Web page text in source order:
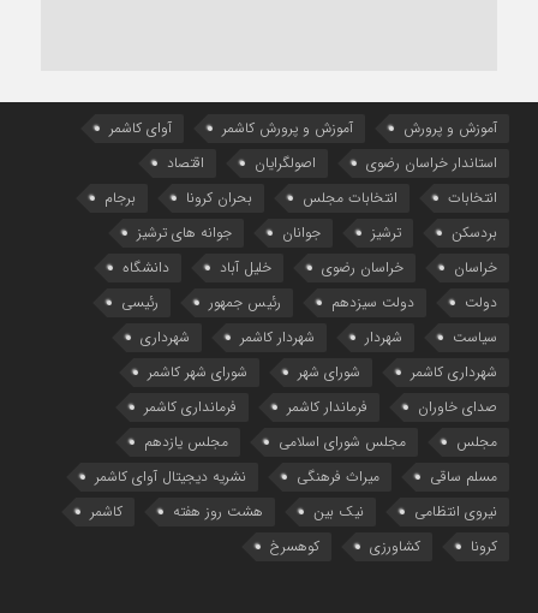
آموزش و پرورش آموزش و پرورش کاشمر
آوای کاشمر
استاندار خراسان رضوی
اصولگرایان
اقتصاد
انتخابات
انتخابات مجلس بحران کرونا
برجام
بردسکن
ترشیز جوانان
جوانه های ترشیز
خراسان
خراسان رضوی خلیل آباد
دانشگاه
دولت
دولت سیزدهم رئیس جمهور
رئیسی
سیاست
شهردار شهردار کاشمر
شهرداری
شهرداری کاشمر
شورای شهر
شورای شهر کاشمر
صدای خاوران
فرماندار کاشمر
فرمانداری کاشمر
مجلس
مجلس شورای اسلامی
مجلس یازدهم
مسلم ساقی
میراث فرهنگی
نشریه دیجیتال آوای کاشمر
نیروی انتظامی
نیک بین هشت روز هفته
کاشمر
کرونا
کشاورزی کوهسرخ